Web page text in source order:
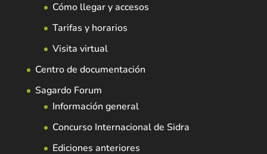
Cómo llegar y accesos
Tarifas y horarios
Visita virtual
Centro de documentación
Sagardo Forum
Información general
Concurso Internacional de Sidra
Ediciones anteriores